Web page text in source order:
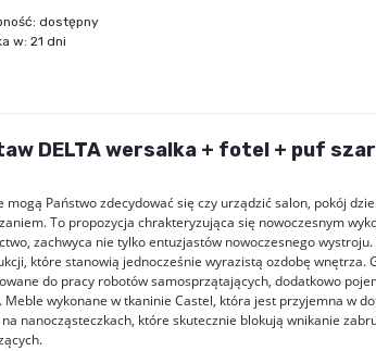
dostępny
w: 21 dni
DELTA wersalka + fotel + puf
mogą Państwo zdecydować się czy urządzić salon, pokój
To propozycja chrakteryzująca się nowoczesnym
zachwyca nie tylko entuzjastów nowoczesnego
które stanowią jednocześnie wyrazistą ozdobę
do pracy robotów samosprzątających, dodatkowo
Meble wykonane w tkaninie Castel, która jest przyjemna w
nanocząsteczkach, które skutecznie blokują wnikanie